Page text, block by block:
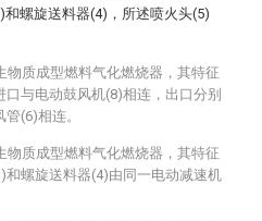
螺旋送料器(4)，所述喷火头(5)
物质成型燃料气化燃烧器，其特征
口与电动鼓风机(8)相连，出口分别
(6)相连。
物质成型燃料气化燃烧器，其特征
和螺旋送料器(4)由同一电动减速机